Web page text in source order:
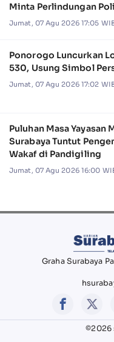
Minta Perlindungan
Jumat, 07 Agu 2026 17:05
Ponorogo Luncurkan
530, Usung Simbol
Jumat, 07 Agu 2026 17:02
Puluhan Masa Yayasan
Surabaya Tuntut
Wakaf di Pandigiling
Jumat, 07 Agu 2026 16:00
Graha Surabaya
©2026